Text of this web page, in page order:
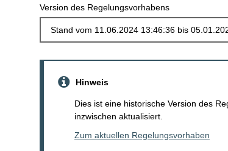
Version des Regelungsvorhabens
Hinweis
Dies ist eine historische Version des
inzwischen aktualisiert.
Zum aktuellen Regelungsvorhaben